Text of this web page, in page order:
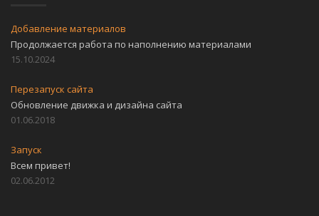
Добавление материалов
Продолжается работа по наполнению материалами
15.10.2024
Перезапуск сайта
Обновление движка и дизайна сайта
01.06.2018
Запуск
Всем привет!
02.06.2012